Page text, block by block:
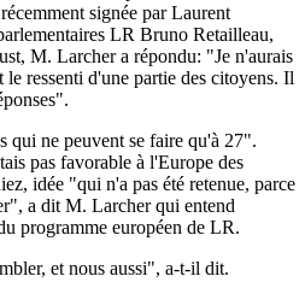
signée par Laurent
LR Bruno Retailleau,
M. Larcher a répondu: "Je n'aurais
le ressenti d'une partie des citoyens. Il
qui ne peuvent se faire qu'à 27".
pas favorable à l'Europe des
idée "qui n'a pas été retenue, parce
a dit M. Larcher qui entend
programme européen de LR.
et nous aussi", a-t-il dit.